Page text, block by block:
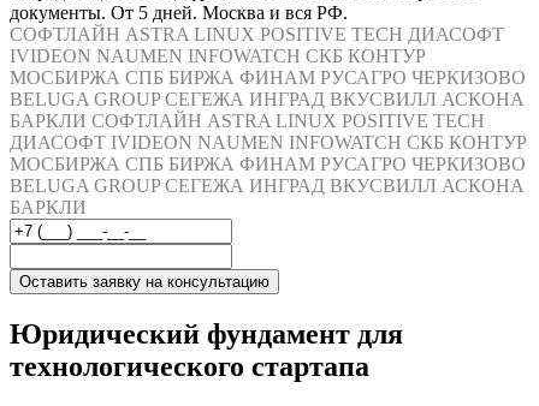
документы. От 5 дней. Москва и вся РФ.
СОФТЛАЙН ASTRA LINUX POSITIVE TECH ДИАСОФТ
IVIDEON NAUMEN INFOWATCH СКБ КОНТУР
МОСБИРЖА СПБ БИРЖА ФИНАМ РУСАГРО ЧЕРКИЗОВО
BELUGA GROUP СЕГЕЖА ИНГРАД ВКУСВИЛЛ АСКОНА
БАРКЛИ СОФТЛАЙН ASTRA LINUX POSITIVE TECH
ДИАСОФТ IVIDEON NAUMEN INFOWATCH СКБ КОНТУР
МОСБИРЖА СПБ БИРЖА ФИНАМ РУСАГРО ЧЕРКИЗОВО
BELUGA GROUP СЕГЕЖА ИНГРАД ВКУСВИЛЛ АСКОНА
БАРКЛИ
Оставить заявку на консультацию
Юридический фундамент для
технологического стартапа